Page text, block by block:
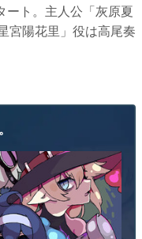
ート。主人公「灰原夏
宮陽花里」役は高尾奏